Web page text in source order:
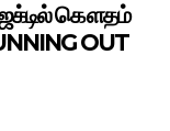
கௌதம்
OUT